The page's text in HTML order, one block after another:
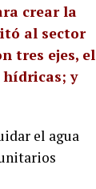
crear la
al sector
tres ejes, el
y
el agua